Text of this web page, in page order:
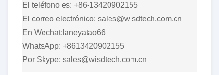
El teléfono es: +86-13420902155
El correo electrónico: sales@wisdtech.com.cn
En Wechat:laneyatao66
WhatsApp: +8613420902155
Por Skype: sales@wisdtech.com.cn